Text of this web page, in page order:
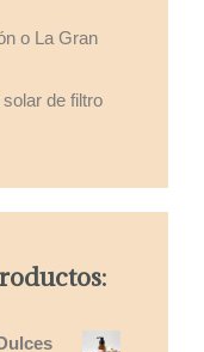
o La Gran
de filtro